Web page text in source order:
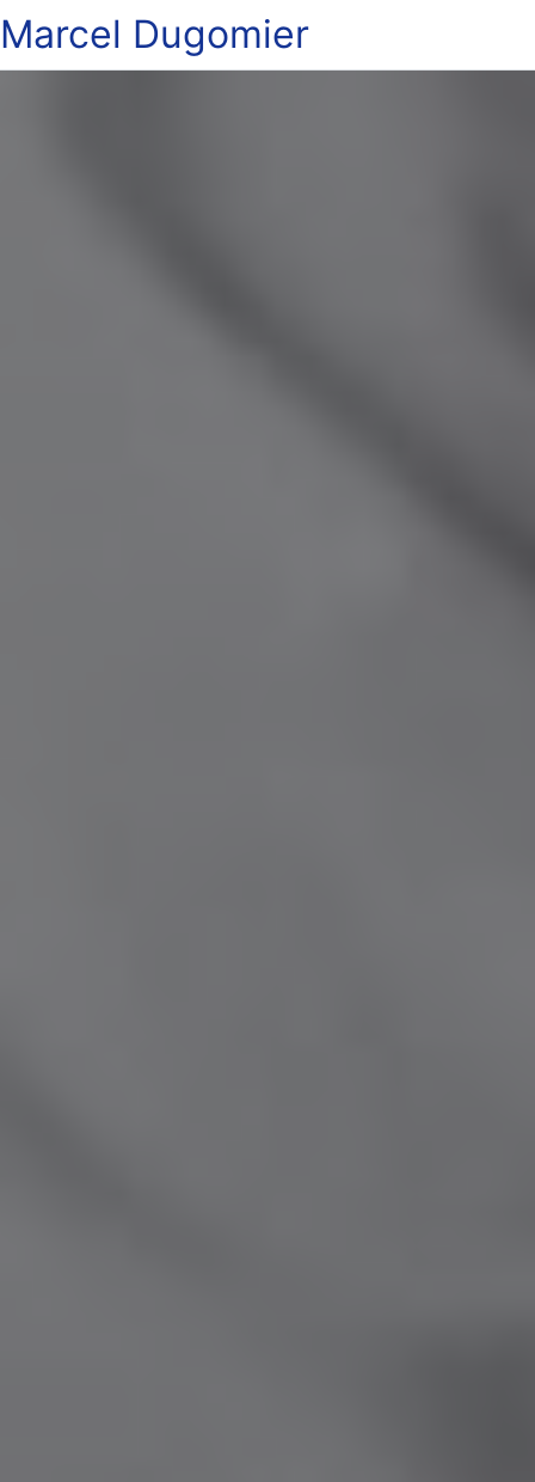
Marcel Dugomier